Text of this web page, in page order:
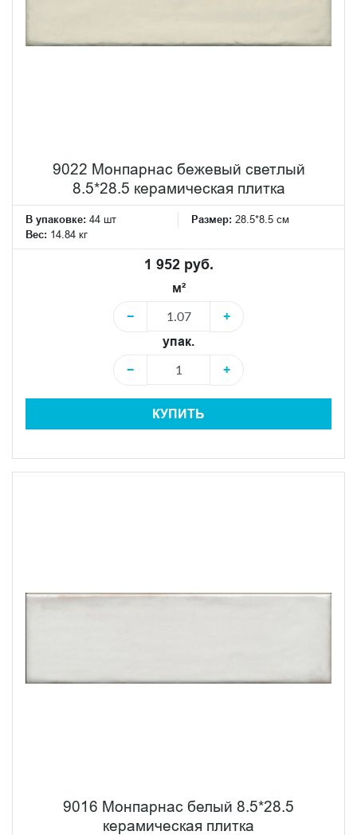
9022 Монпарнас бежевый светлый
8.5*28.5 керамическая плитка
В упаковке: 44 шт Размер: 28.5*8.5 см
Вес: 14.84 кг
1 952 руб.
м²
−
+
упак.
−
+
КУПИТЬ
9016 Монпарнас белый 8.5*28.5
керамическая плитка